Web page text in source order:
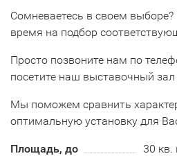
Сомневаетесь в своем
время на подбор
Просто позвоните нам по
посетите наш выставочный
Мы поможем сравнить
оптимальную установку для
Площадь, до
30 кв.